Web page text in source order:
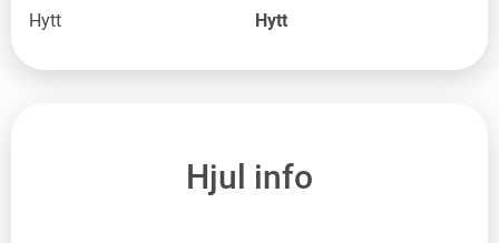
Hytt Hytt
Hjul info